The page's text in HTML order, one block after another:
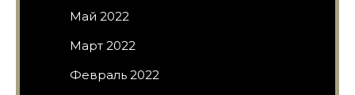
Май 2022
Март 2022
Февраль 2022